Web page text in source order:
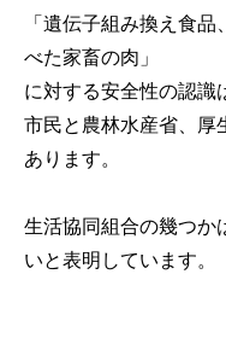
「遺伝子組み換え食
べた家畜の肉」
に対する安全性の認識
市民と農林水産省、厚
あります。
生活協同組合の幾つか
いと表明しています。